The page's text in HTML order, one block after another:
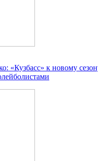
«Кузбасс» к новому